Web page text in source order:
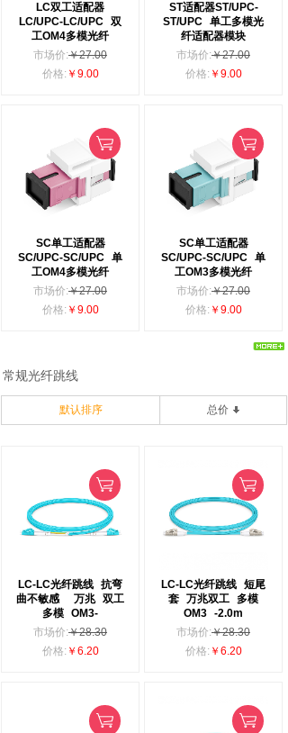
LC双工适配器
LC/UPC-LC/UPC 双
工OM4多模光纤
市场价:￥27.00
价格: ￥9.00
ST适配器ST/UPC-
ST/UPC 单工多模光
纤适配器模块
市场价:￥27.00
价格: ￥9.00
SC单工适配器
SC/UPC-SC/UPC 单
工OM4多模光纤
市场价:￥27.00
价格: ￥9.00
SC单工适配器
SC/UPC-SC/UPC 单
工OM3多模光纤
市场价:￥27.00
价格: ￥9.00
常规光纤跳线
默认排序 总价
LC-LC光纤跳线 抗弯
曲不敏感
万兆 双工
多模 OM3-
市场价:￥28.30
价格: ￥6.20
LC-LC光纤跳线 短尾
套 万兆双工 多模
OM3 -2.0m
市场价:￥28.30
价格: ￥6.20